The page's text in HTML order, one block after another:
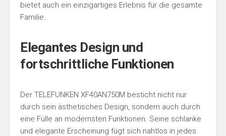
bietet auch ein einzigartiges Erlebnis für die gesamte
Familie.
Elegantes Design und
fortschrittliche Funktionen
Der TELEFUNKEN XF40AN750M besticht nicht nur
durch sein ästhetisches Design, sondern auch durch
eine Fülle an modernsten Funktionen. Seine schlanke
und elegante Erscheinung fügt sich nahtlos in jedes